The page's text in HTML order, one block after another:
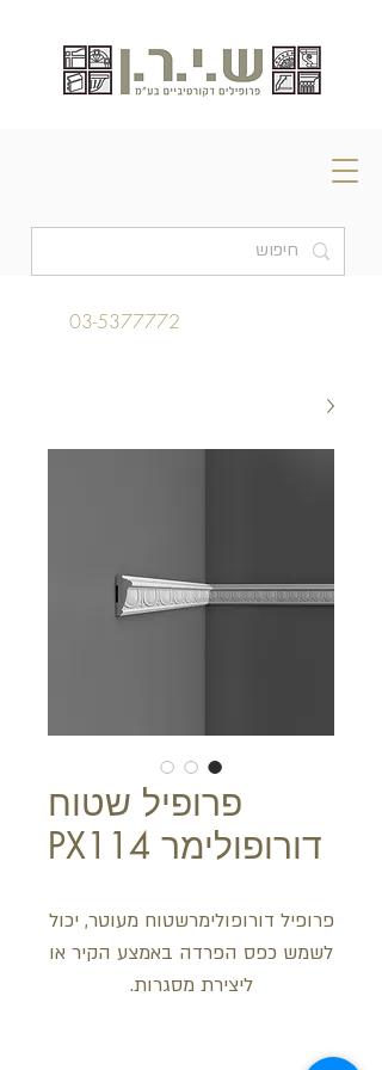
03-5377772
פרופיל שטוח
דורופולימר PX114
פרופיל דורופולימרשטוח מעוטר, יכול
לשמש כפס הפרדה באמצע הקיר או
ליצירת מסגרות.